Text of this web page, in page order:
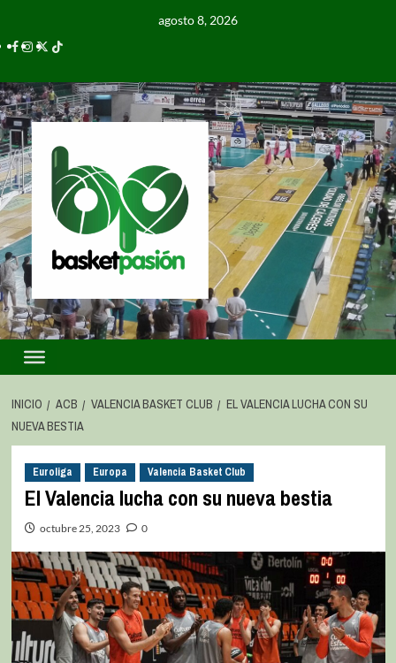
agosto 8, 2026
INICIO ACB VALENCIA BASKET CLUB
EL VALENCIA LUCHA CON SU
NUEVA BESTIA
Euroliga Europa Valencia Basket Club
El Valencia lucha con su nueva bestia
octubre 25, 2023 0